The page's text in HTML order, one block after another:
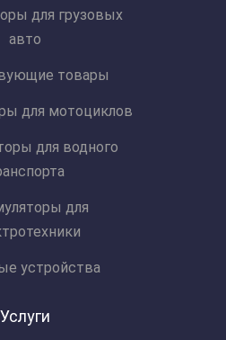
для грузовых
авто
товары
для мотоциклов
для водного
для
устройства
Услуги